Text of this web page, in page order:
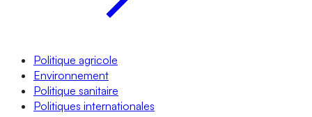
Politique agricole
Environnement
Politique sanitaire
Politiques internationales